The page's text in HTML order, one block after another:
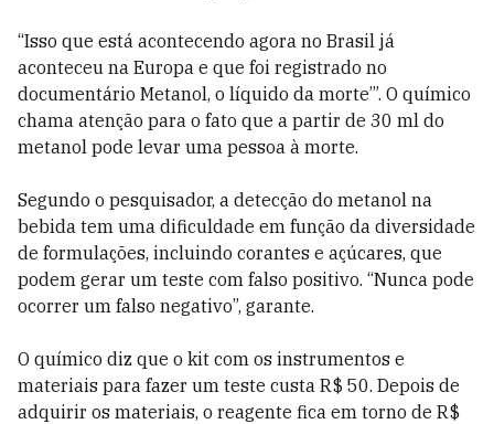
“Isso que está acontecendo agora no Brasil já
aconteceu na Europa e que foi registrado no
documentário Metanol, o líquido da morte’”. O químico
chama atenção para o fato que a partir de 30 ml do
metanol pode levar uma pessoa à morte.
Segundo o pesquisador, a detecção do metanol na
bebida tem uma dificuldade em função da diversidade
de formulações, incluindo corantes e açúcares, que
podem gerar um teste com falso positivo. “Nunca pode
ocorrer um falso negativo”, garante.
O químico diz que o kit com os instrumentos e
materiais para fazer um teste custa R$ 50. Depois de
adquirir os materiais, o reagente fica em torno de R$